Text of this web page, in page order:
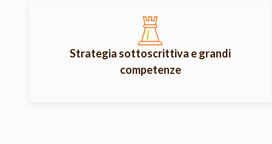
Strategia sottoscrittiva e grandi
competenze